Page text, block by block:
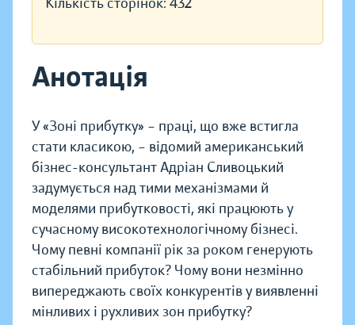
Анотація
У «Зоні прибутку» – праці, що вже встигла
стати класикою, – відомий американський
бізнес-консультант Адріан Сливоцький
задумується над тими механізмами й
моделями прибутковості, які працюють у
сучасному високотехнологічному бізнесі.
Чому певні компанії рік за роком генерують
стабільний прибуток? Чому вони незмінно
випереджають своїх конкурентів у виявленні
мінливих і рухливих зон прибутку?